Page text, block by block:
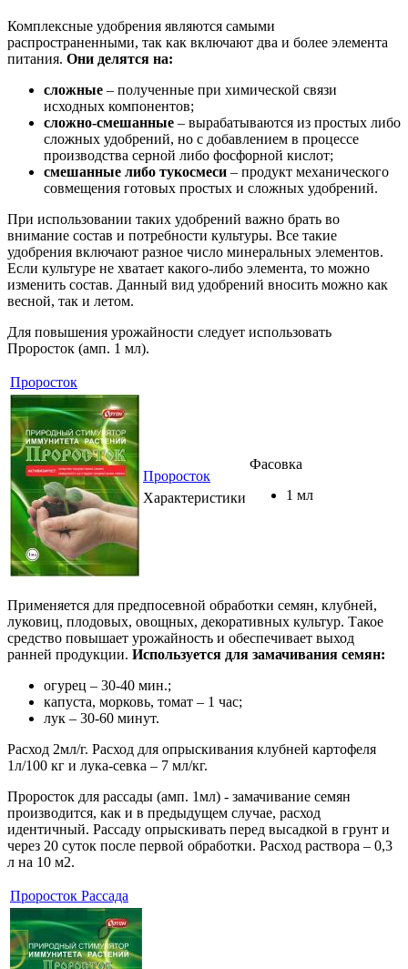
Комплексные удобрения являются самыми
распространенными, так как включают два и более элемента
питания. Они делятся на:
сложные – полученные при химической связи
исходных компонентов;
сложно-смешанные – вырабатываются из простых либо
сложных удобрений, но с добавлением в процессе
производства серной либо фосфорной кислот;
смешанные либо тукосмеси – продукт механического
совмещения готовых простых и сложных удобрений.
При использовании таких удобрений важно брать во
внимание состав и потребности культуры. Все такие
удобрения включают разное число минеральных элементов.
Если культуре не хватает какого-либо элемента, то можно
изменить состав. Данный вид удобрений вносить можно как
весной, так и летом.
Для повышения урожайности следует использовать
Проросток (амп. 1 мл).
Проросток
Проросток
Характеристики
Фасовка
1 мл
Применяется для предпосевной обработки семян, клубней,
луковиц, плодовых, овощных, декоративных культур. Такое
средство повышает урожайность и обеспечивает выход
ранней продукции. Используется для замачивания семян:
огурец – 30-40 мин.;
капуста, морковь, томат – 1 час;
лук – 30-60 минут.
Расход 2мл/г. Расход для опрыскивания клубней картофеля
1л/100 кг и лука-севка – 7 мл/кг.
Проросток для рассады (амп. 1мл) - замачивание семян
производится, как и в предыдущем случае, расход
идентичный. Рассаду опрыскивать перед высадкой в грунт и
через 20 суток после первой обработки. Расход раствора – 0,3
л на 10 м2.
Проросток Рассада